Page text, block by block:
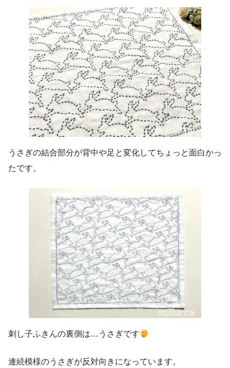
うさぎの結合部分が背中や足と変化してちょっと面白かっ
たです。
刺し子ふきんの裏側は…うさぎです
連続模様のうさぎが反対向きになっています。